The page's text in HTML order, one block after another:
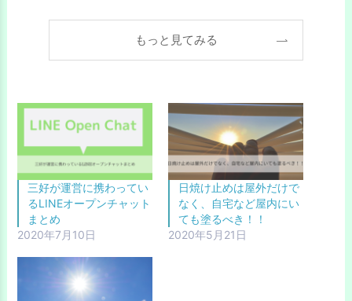
もっと見てみる
三好が運営に携わってい
るLINEオープンチャット
まとめ
2020年7月10日
日焼け止めは屋外だけで
なく、自宅など屋内にい
ても塗るべき！！
2020年5月21日